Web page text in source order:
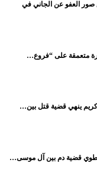
صور العفو عن الجاني في
متعمقة على “فروع…
كريم ينهي قضية قتل بين…
يطوي قضية دم بين آل موسى…